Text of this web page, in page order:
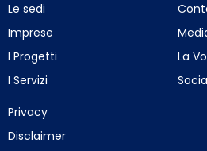
Le sedi
Imprese
I Progetti
I Servizi
La
Privacy
Disclaimer